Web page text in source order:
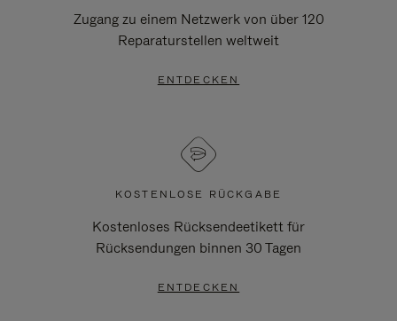
Zugang zu einem Netzwerk von über 120
Reparaturstellen weltweit
ENTDECKEN
KOSTENLOSE RÜCKGABE
Kostenloses Rücksendeetikett für
Rücksendungen binnen 30 Tagen
ENTDECKEN